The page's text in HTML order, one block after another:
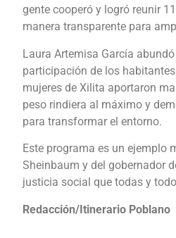
gente cooperó y logró reunir
manera transparente para
Laura Artemisa García
participación de los
mujeres de Xilita aportaron
peso rindiera al máximo y
para transformar el entorno.
Este programa es un ejemplo
Sheinbaum y del gobernador
justicia social que todas y
Redacción/Itinerario Poblano